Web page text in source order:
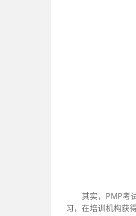
其实，PMP考试
习，在培训机构获